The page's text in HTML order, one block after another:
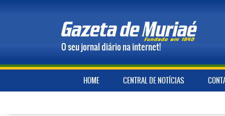
O seu jornal diário na internet!
HOME CENTRAL DE NOTÍCIAS